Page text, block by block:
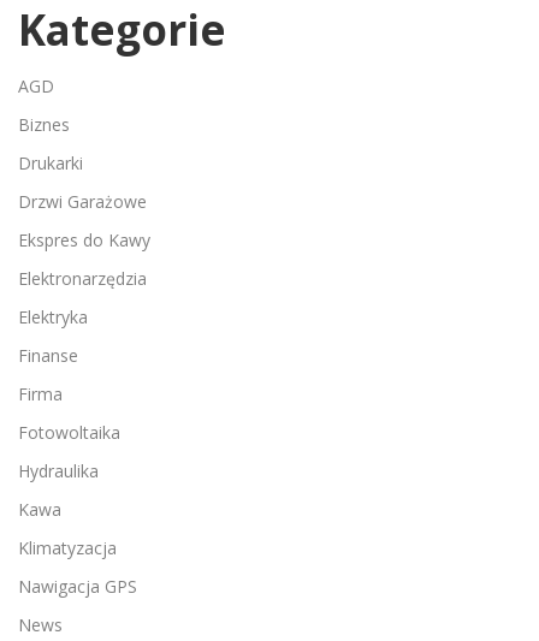
Kategorie
AGD
Biznes
Drukarki
Drzwi Garażowe
Ekspres do Kawy
Elektronarzędzia
Elektryka
Finanse
Firma
Fotowoltaika
Hydraulika
Kawa
Klimatyzacja
Nawigacja GPS
News